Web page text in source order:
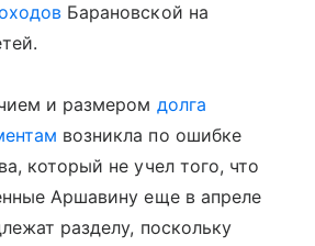
Барановской на
и размером долга
возникла по ошибке
который не учел того, что
Аршавину еще в апреле
разделу, поскольку